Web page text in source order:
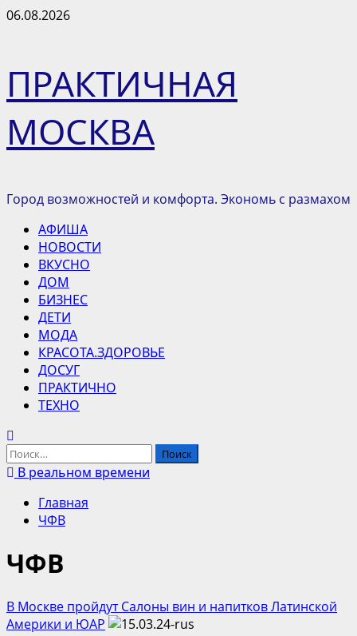
Перейти
06.08.2026
ПРАКТИЧНАЯ
МОСКВА
Город возможностей и комфорта. Экономь с размахом
Основное
меню
АФИША
НОВОСТИ
ВКУСНО
ДОМ
БИЗНЕС
ДЕТИ
МОДА
КРАСОТА.ЗДОРОВЬЕ
ДОСУГ
ПРАКТИЧНО
ТЕХНО
Найти:
В реальном времени
Главная
ЧФВ
ЧФВ
В Москве пройдут Cалоны вин и напитков Латинской
Америки и ЮАР